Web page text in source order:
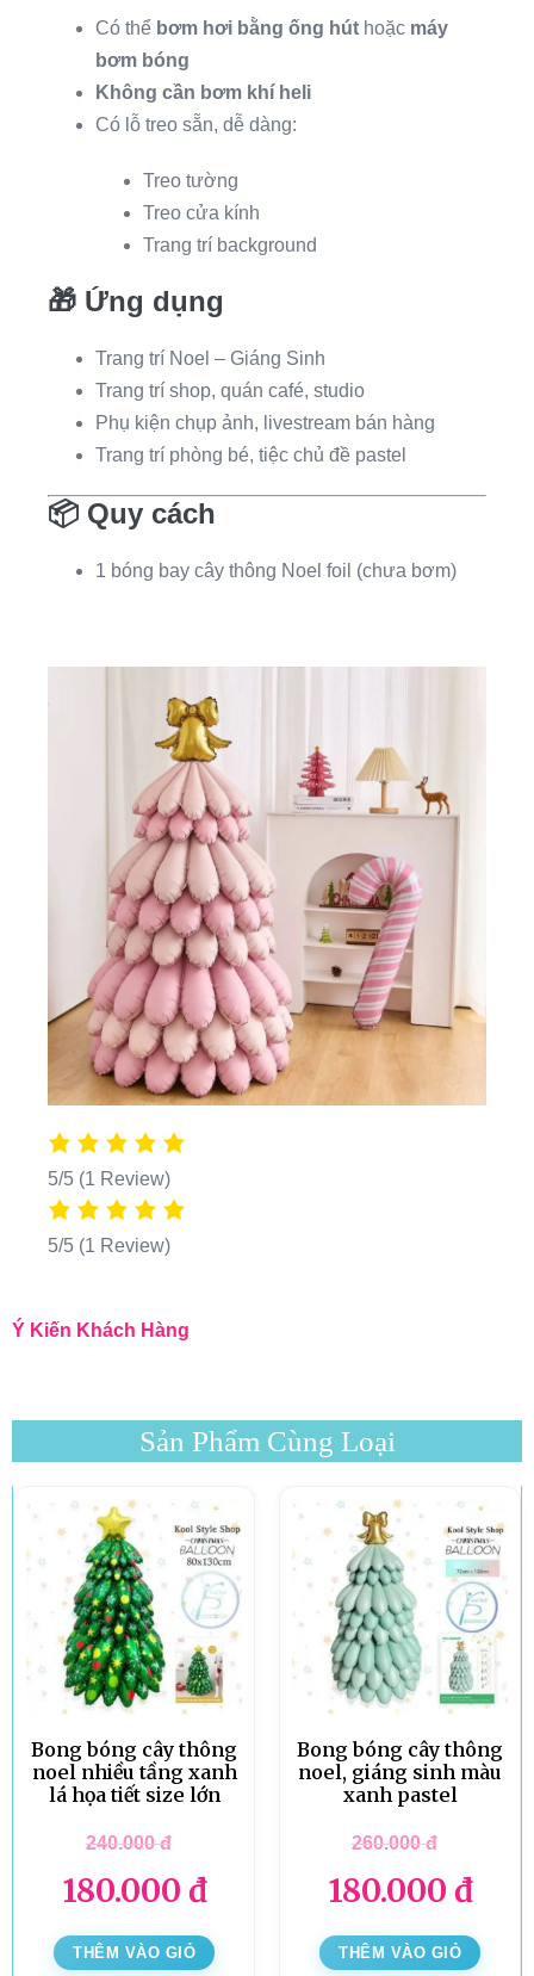
Có thể bơm hơi bằng ống hút hoặc máy
bơm bóng
Không cần bơm khí heli
Có lỗ treo sẵn, dễ dàng:
Treo tường
Treo cửa kính
Trang trí background
🎁 Ứng dụng
Trang trí Noel – Giáng Sinh
Trang trí shop, quán café, studio
Phụ kiện chụp ảnh, livestream bán hàng
Trang trí phòng bé, tiệc chủ đề pastel
📦 Quy cách
1 bóng bay cây thông Noel foil (chưa bơm)
5/5 (1 Review)
5/5 (1 Review)
Ý Kiến Khách Hàng
Sản Phẩm Cùng Loại
Bong bóng cây thông
noel nhiều tầng xanh
lá họa tiết size lớn
240.000đ
180.000 đ
THÊM VÀO GIỎ
Bong bóng cây thông
noel, giáng sinh màu
xanh pastel
260.000đ
180.000 đ
THÊM VÀO GIỎ